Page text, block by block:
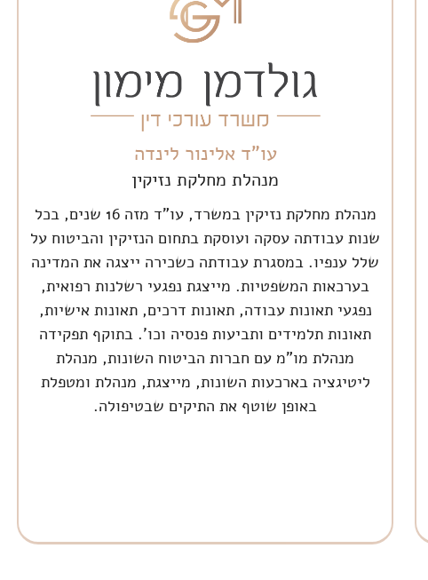
עו"ד אלינור לינדה
מנהלת מחלקת נזיקין
מנהלת מחלקת נזיקין במשרד, עו"ד מזה 16 שנים, בכל
שנות עבודתה עסקה ועוסקת בתחום הנזיקין והביטוח על
שלל ענפיו. במסגרת עבודתה כשכירה ייצגה את המדינה
בערכאות המשפטיות. מייצגת נפגעי רשלנות רפואית,
נפגעי תאונות עבודה, תאונות דרכים, תאונות אישיות,
תאונות תלמידים ותביעות פנסיה וכו'. בתוקף תפקידה
מנהלת מו"מ עם חברות הביטוח השונות, מנהלת
ליטיגציה בארכעות השונות, מייצגת, מנהלת ומטפלת
באופן שוטף את התיקים שבטיפולה.